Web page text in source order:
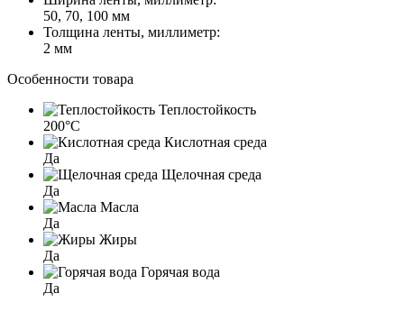
50, 70, 100 мм
Толщина ленты, миллиметр:
2 мм
Особенности товара
Теплостойкость
200°C
Кислотная среда
Да
Щелочная среда
Да
Масла
Да
Жиры
Да
Горячая вода
Да